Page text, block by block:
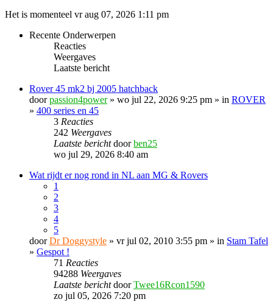
Het is momenteel vr aug 07, 2026 1:11 pm
Recente Onderwerpen
Reacties
Weergaves
Laatste bericht
Rover 45 mk2 bj 2005 hatchback
doorpassion4power» wo jul 22, 2026 9:25 pm » in ROVER
» 400 series en 45
3 Reacties
242 Weergaves
Laatste berichtdoorben25
wo jul 29, 2026 8:40 am
Wat rijdt er nog rond in NL aan MG & Rovers
1
2
3
4
5
doorDr Doggystyle » vr jul 02, 2010 3:55 pm » in Stam Tafel
» Gespot !
71 Reacties
94288 Weergaves
Laatste berichtdoorTwee16Rcon1590
zo jul 05, 2026 7:20 pm